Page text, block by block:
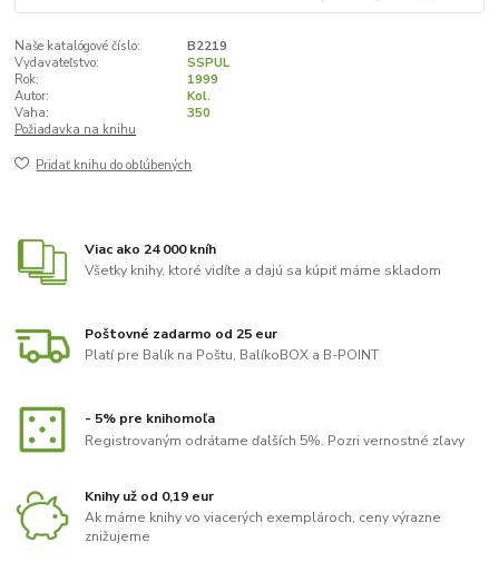
Naše katalógové číslo:
B2219
Vydavateľstvo:
SSPUL
Rok:
1999
Autor:
Kol.
Vaha:
350
Požiadavka na knihu
Pridať knihu do obľúbených
Viac ako 24 000 kníh
Všetky knihy, ktoré vidíte a dajú sa kúpiť máme skladom
Poštovné zadarmo od 25 eur
Platí pre Balík na Poštu, BalíkoBOX a B-POINT
- 5% pre knihomoľa
Registrovaným odrátame ďalších 5%. Pozri vernostné zľavy
Knihy už od 0,19 eur
Ak máme knihy vo viacerých exemplároch, ceny výrazne
znižujeme